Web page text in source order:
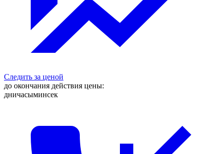
Следить за ценой
до окончания действия цены:
дничасыминсек